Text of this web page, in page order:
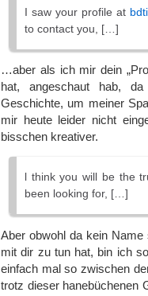
I saw your profile at
to contact you, […]
…aber als ich mir dein
hat, angeschaut hab,
Geschichte, um meiner
mir heute leider nicht
bisschen kreativer.
l think you will be the
been looking for, […]
Aber obwohl da kein Name
mit dir zu tun hat, bin ich
einfach mal so zwischen
trotz dieser hanebüchenen